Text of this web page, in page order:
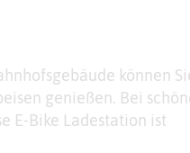
können
genießen. Bei
E-Bike Ladestation ist